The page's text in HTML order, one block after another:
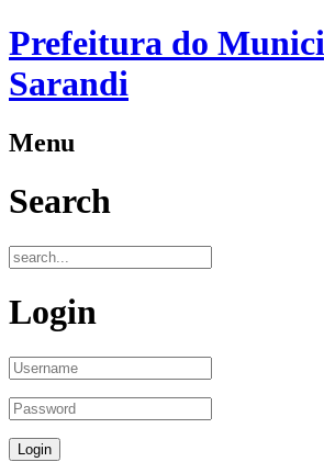
Prefeitura do
Sarandi
Menu
Search
Login